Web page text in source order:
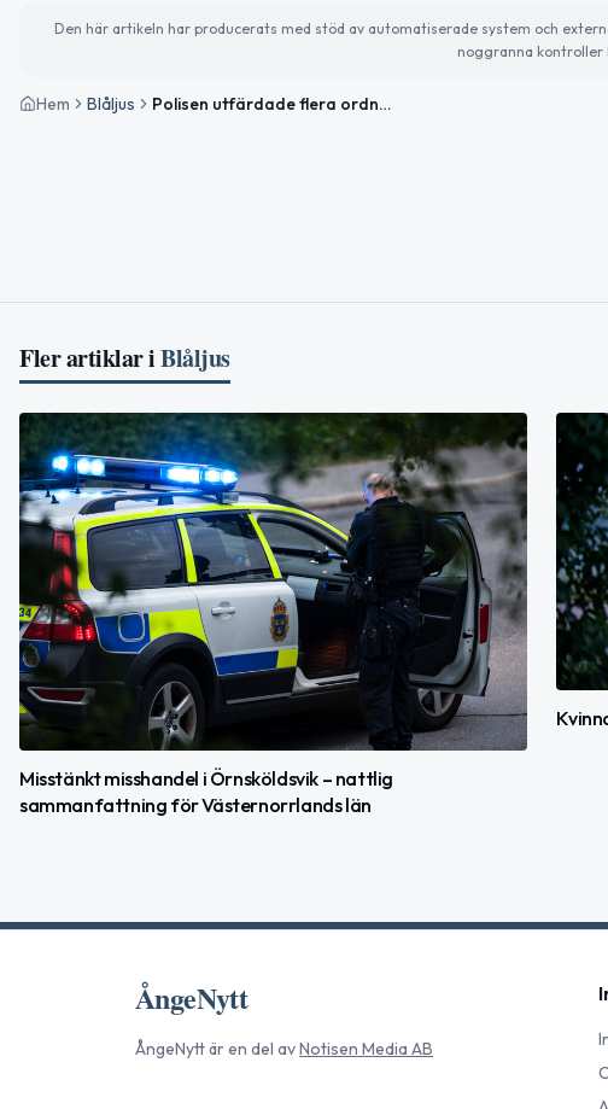
Den här artikeln har producerats med stöd av automatiserade system och
noggranna kontroller
Hem Blåljus Polisen utfärdade flera ordningsböter vid hastighetskontroller i Västernorrland
Fler artiklar iBlåljus
Misstänkt misshandel i Örnsköldsvik – nattlig
sammanfattning för Västernorrlands län
ÅngeNytt
ÅngeNyttär en del avNotisen Media AB